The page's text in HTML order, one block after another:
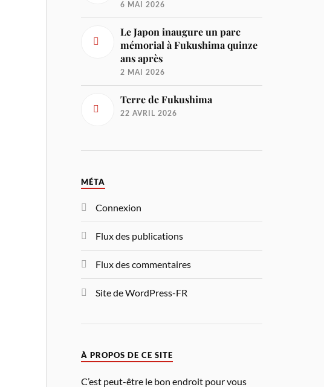
6 MAI 2026
Le Japon inaugure un parc
mémorial à Fukushima quinze
ans après
2 MAI 2026
Terre de Fukushima
22 AVRIL 2026
MÉTA
Connexion
Flux des publications
Flux des commentaires
Site de WordPress-FR
À PROPOS DE CE SITE
C’est peut-être le bon endroit pour vous